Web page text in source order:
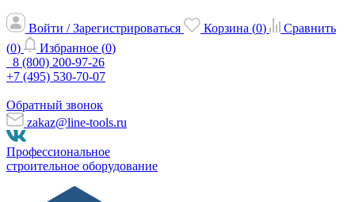
Войти / Зарегистрироваться Корзина (0)
Сравнить
(0) Избранное (0)
8 (800) 200-97-26
+7 (495) 530-70-07
Обратный звонок
zakaz@line-tools.ru
Профессиональное
строительное оборудование